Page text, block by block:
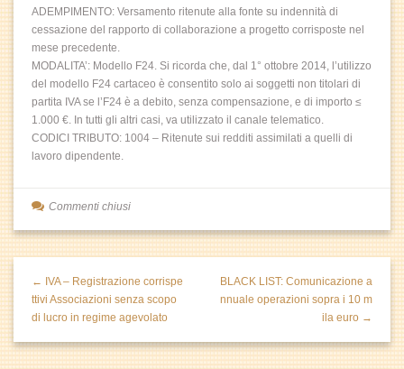
ADEMPIMENTO: Versamento ritenute alla fonte su indennità di
cessazione del rapporto di collaborazione a progetto corrisposte nel
mese precedente.
MODALITA’: Modello F24. Si ricorda che, dal 1° ottobre 2014, l’utilizzo
del modello F24 cartaceo è consentito solo ai soggetti non titolari di
partita IVA se l’F24 è a debito, senza compensazione, e di importo ≤
1.000 €. In tutti gli altri casi, va utilizzato il canale telematico.
CODICI TRIBUTO: 1004 – Ritenute sui redditi assimilati a quelli di
lavoro dipendente.
Commenti chiusi
← IVA – Registrazione corrispe
ttivi Associazioni senza scopo
di lucro in regime agevolato
BLACK LIST: Comunicazione a
nnuale operazioni sopra i 10 m
ila euro →